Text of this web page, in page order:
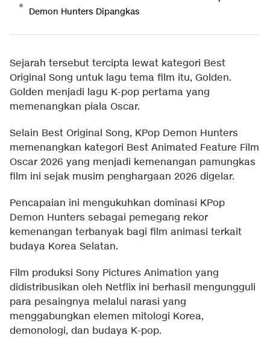
Demon Hunters Dipangkas
Sejarah tersebut tercipta lewat kategori Best
Original Song untuk lagu tema film itu, Golden.
Golden menjadi lagu K-pop pertama yang
memenangkan piala Oscar.
Selain Best Original Song, KPop Demon Hunters
memenangkan kategori Best Animated Feature Film
Oscar 2026 yang menjadi kemenangan pamungkas
film ini sejak musim penghargaan 2026 digelar.
Pencapaian ini mengukuhkan dominasi KPop
Demon Hunters sebagai pemegang rekor
kemenangan terbanyak bagi film animasi terkait
budaya Korea Selatan.
Film produksi Sony Pictures Animation yang
didistribusikan oleh Netflix ini berhasil mengungguli
para pesaingnya melalui narasi yang
menggabungkan elemen mitologi Korea,
demonologi, dan budaya K-pop.